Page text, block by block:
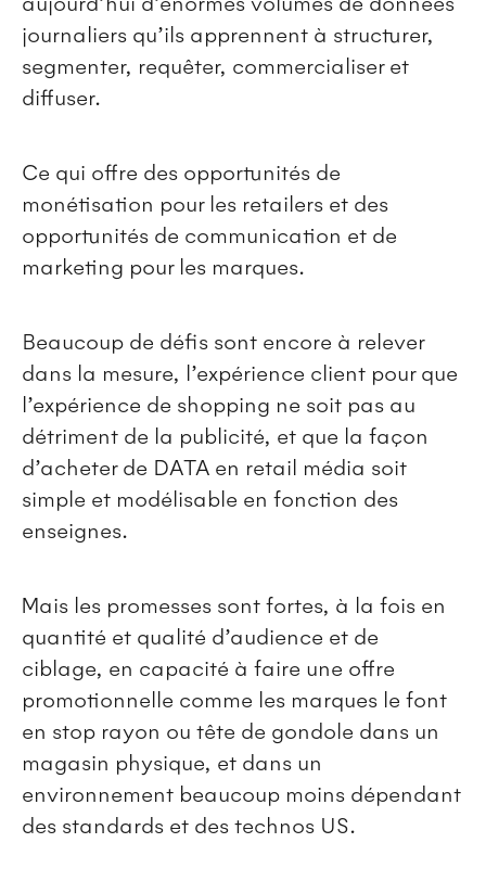
journaliers qu’ils apprennent à structurer,
segmenter, requêter, commercialiser et
diffuser.
Ce qui offre des opportunités de
monétisation pour les retailers et des
opportunités de communication et de
marketing pour les marques.
Beaucoup de défis sont encore à relever
dans la mesure, l’expérience client pour que
l’expérience de shopping ne soit pas au
détriment de la publicité, et que la façon
d’acheter de DATA en retail média soit
simple et modélisable en fonction des
enseignes.
Mais les promesses sont fortes, à la fois en
quantité et qualité d’audience et de
ciblage, en capacité à faire une offre
promotionnelle comme les marques le font
en stop rayon ou tête de gondole dans un
magasin physique, et dans un
environnement beaucoup moins dépendant
des standards et des technos US.